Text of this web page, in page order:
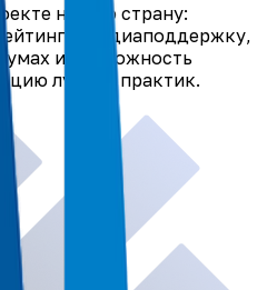
на всю страну:
медиаподдержку,
и возможность
лучших практик.